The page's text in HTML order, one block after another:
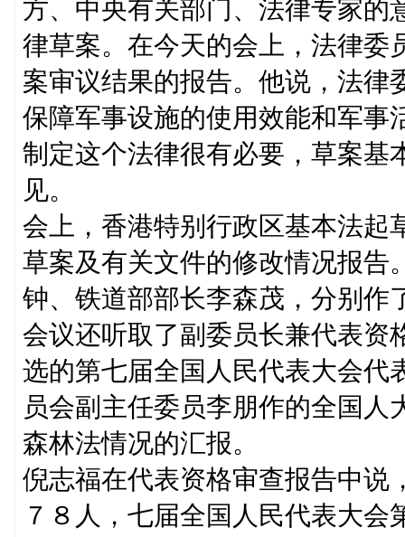
方、中央有关部门、法律专家的
律草案。在今天的会上，法律委
案审议结果的报告。他说，法律
保障军事设施的使用效能和军事
制定这个法律很有必要，草案基
见。
会上，香港特别行政区基本法起
草案及有关文件的修改情况报告
钟、铁道部部长李森茂，分别作
会议还听取了副委员长兼代表资
选的第七届全国人民代表大会代
员会副主任委员李朋作的全国
森林法情况的汇报。
倪志福在代表资格审查报告中说
７８人，七届全国人民代表大